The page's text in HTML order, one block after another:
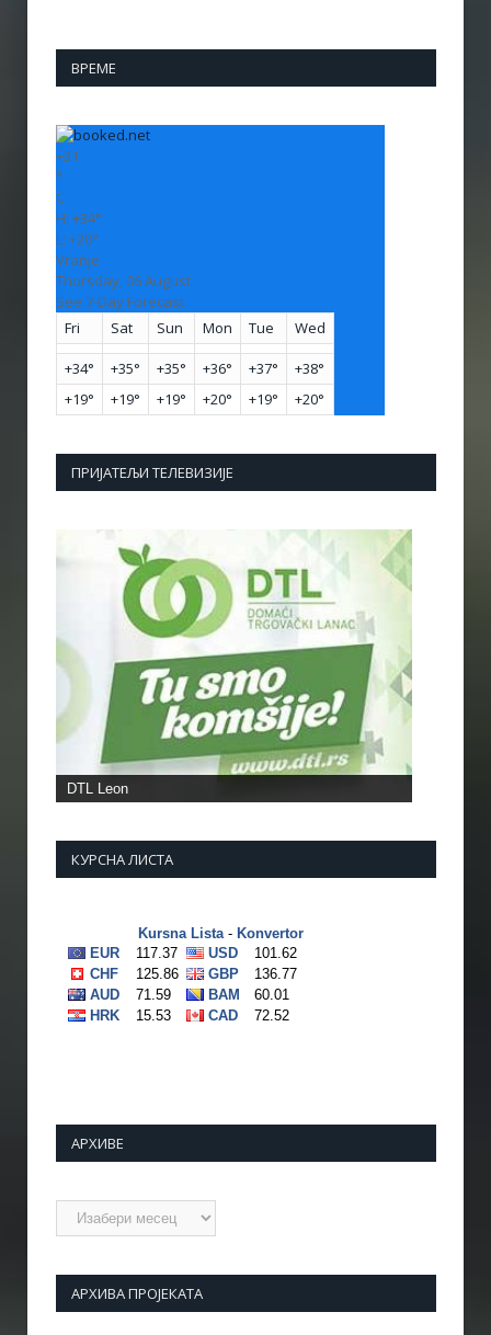
ВРЕМЕ
+31
°
C
H: +34°
L: +20°
Vranje
Thursday, 06 August
See 7-Day Forecast
Fri
Sat Sun Mon Tue Wed
+34° +35° +35° +36° +37° +38°
+19° +19° +19° +20° +19° +20°
ПРИЈАТЕЉИ ТЕЛЕВИЗИЈЕ
DTL Leon
КУРСНА ЛИСТА
АРХИВЕ
Архиве
АРХИВА ПРОЈЕКАТА